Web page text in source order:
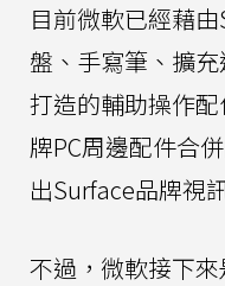
目前微軟已經藉
盤、手寫筆、擴
打造的輔助操作
牌PC周邊配件合
出Surface品牌視
不過，微軟接下